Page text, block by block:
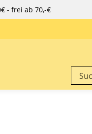
- frei ab 70,-€